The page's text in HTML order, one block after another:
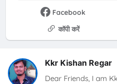
Facebook
कॉपी करें
Kkr Kishan Regar
Dear Friends, I am